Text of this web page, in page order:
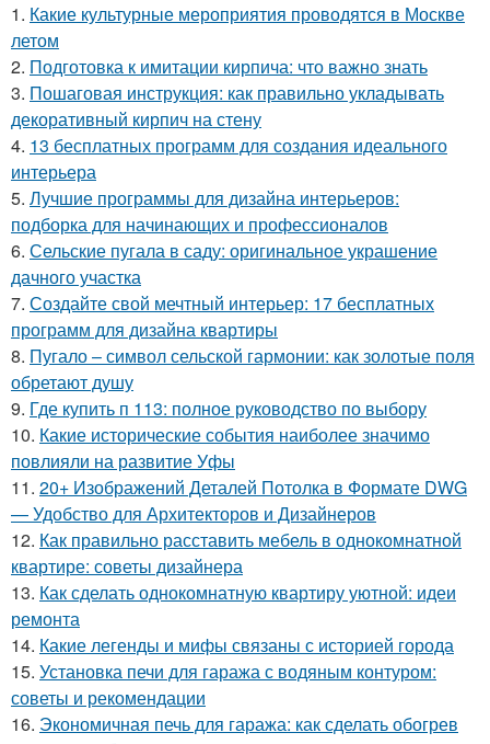
1. Какие культурные мероприятия проводятся в Москве
летом
2. Подготовка к имитации кирпича: что важно знать
3. Пошаговая инструкция: как правильно укладывать
декоративный кирпич на стену
4. 13 бесплатных программ для создания идеального
интерьера
5. Лучшие программы для дизайна интерьеров:
подборка для начинающих и профессионалов
6. Сельские пугала в саду: оригинальное украшение
дачного участка
7. Создайте свой мечтный интерьер: 17 бесплатных
программ для дизайна квартиры
8. Пугало – символ сельской гармонии: как золотые поля
обретают душу
9. Где купить п 113: полное руководство по выбору
10. Какие исторические события наиболее значимо
повлияли на развитие Уфы
11. 20+ Изображений Деталей Потолка в Формате DWG
— Удобство для Архитекторов и Дизайнеров
12. Как правильно расставить мебель в однокомнатной
квартире: советы дизайнера
13. Как сделать однокомнатную квартиру уютной: идеи
ремонта
14. Какие легенды и мифы связаны с историей города
15. Установка печи для гаража с водяным контуром:
советы и рекомендации
16. Экономичная печь для гаража: как сделать обогрев